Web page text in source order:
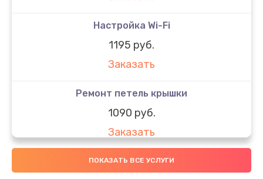
Настройка Wi-Fi
1195 руб.
Заказать
Ремонт петель крышки
1090 руб.
Заказать
Замена вебкамеры
ПОКАЗАТЬ ВСЕ УСЛУГИ